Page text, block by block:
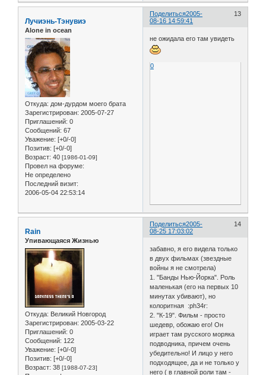
Поделиться 13
2005-
08-16 14:59:41
Лучиэнь-Тэнувиэ
Alone in ocean
Откуда: дом-дурдом моего брата
Зарегистрирован: 2005-07-27
Приглашений: 0
Сообщений: 67
Уважение: [+0/-0]
Позитив: [+0/-0]
Возраст: 40 [1986-01-09]
Провел на форуме:
Не определено
Последний визит:
2006-05-04 22:53:14
не ожидала его там увидеть
0
Поделиться 14
2005-
08-25 17:03:02
Rain
Упивающаяся Жизнью
Откуда: Великий Новгород
Зарегистрирован: 2005-03-22
Приглашений: 0
Сообщений: 122
Уважение: [+0/-0]
Позитив: [+0/-0]
Возраст: 38 [1988-07-23]
забавно, я его видела только
в двух фильмах (звездные
войны я не смотрела)
1. "Банды Нью-Йорка". Роль
маленькая (его на первых 10
минутах убивают), но
колоритная :ph34r:
2. "К-19". Фильм - просто
шедевр, обожаю его! Он
играет там русского моряка
подводника, причем очень
убедительно! И лицо у него
подходящее, да и не только у
него ( в главной роли там -